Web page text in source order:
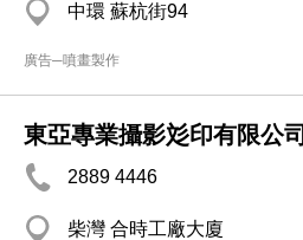
中環 蘇杭街94
廣告─噴畫製作
東亞專業攝影彣印有限公司
2889 4446
柴灣 合時工廠大廈